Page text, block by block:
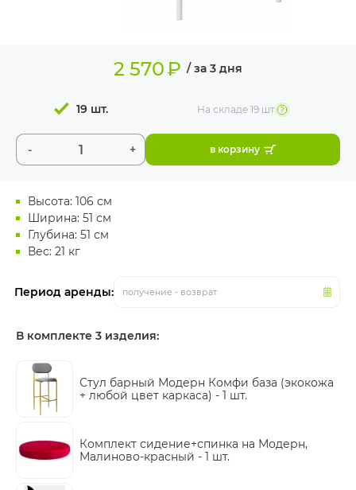
Высота: 106 см
Ширина: 51 см
Глубина: 51 см
Вес: 21 кг
Период аренды: получение - возврат
2 570₽ / за 3 дня
- +
19 шт. На складе 19 шт
в корзину
В комплекте 3 изделия:
Стул барный Модерн Комфи база (экокожа
+ любой цвет каркаса) - 1 шт.
Комплект сидение+спинка на Модерн,
Малиново-красный - 1 шт.